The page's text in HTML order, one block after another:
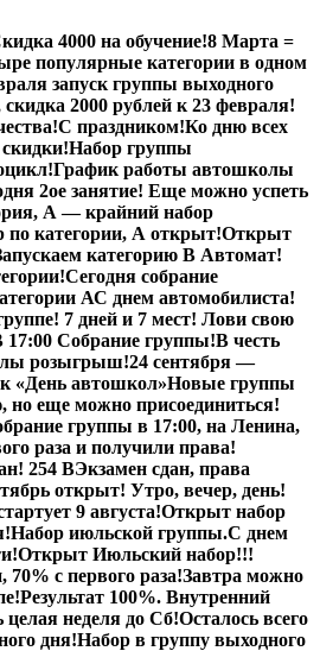
4000 на обучение!8 Марта =
популярные категории в одном
запуск группы выходного
2000 рублей к 23 февраля!
С праздником!Ко дню всех
Набор группы
График работы автошколы
2ое занятие! Еще можно успеть
А — крайний набор
категории, А открыт!Открыт
категорию В Автомат!
Сегодня собрание
АС днем автомобилиста!
7 дней и 7 мест! Лови свою
Собрание группы!В честь
розыгрыш!24 сентября —
«День автошкол»Новые группы
но еще можно присоединиться!
группы в 17:00, на Ленина,
раза и получили права!
254 ВЭкзамен сдан, права
открыт! Утро, вечер, день!
9 августа!Открыт набор
Набор июльской группы.С днем
Открыт Июльский набор!!!
70% с первого раза!Завтра можно
Результат 100%. Внутренний
целая неделя до Сб!Осталось всего
дня!Набор в группу выходного